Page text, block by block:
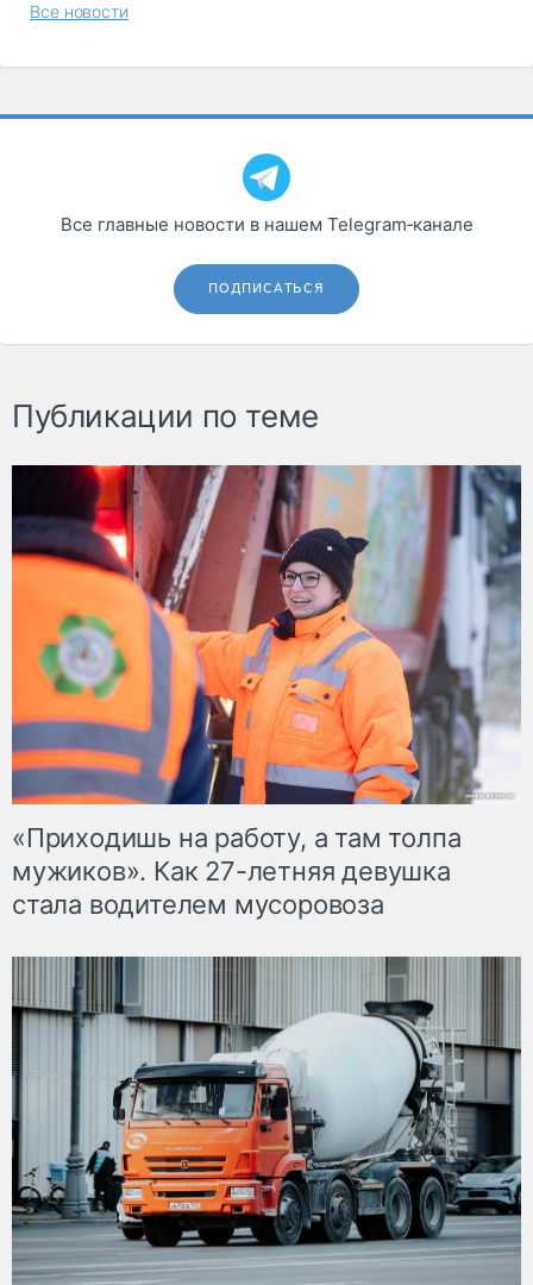
Все новости
Все главные новости в нашем Telegram‑канале
ПОДПИСАТЬСЯ
Публикации по теме
«Приходишь на работу, а там толпа
мужиков». Как 27-летняя девушка
стала водителем мусоровоза